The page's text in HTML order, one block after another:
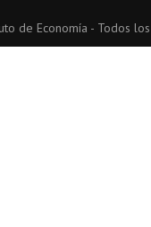
de Economía - Todos